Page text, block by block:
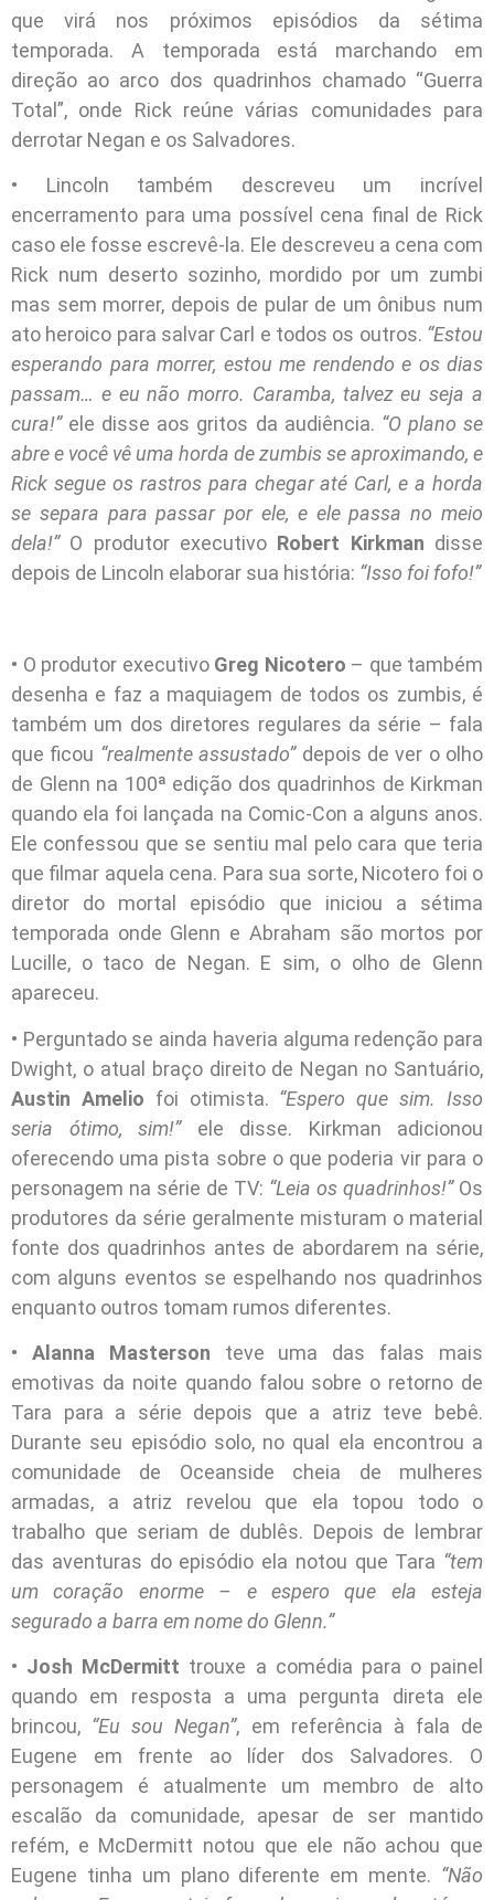
que virá nos próximos episódios da sétima
temporada. A temporada está marchando em
direção ao arco dos quadrinhos chamado “Guerra
Total”, onde Rick reúne várias comunidades para
derrotar Negan e os Salvadores.
• Lincoln também descreveu um incrível
encerramento para uma possível cena final de Rick
caso ele fosse escrevê-la. Ele descreveu a cena com
Rick num deserto sozinho, mordido por um zumbi
mas sem morrer, depois de pular de um ônibus num
ato heroico para salvar Carl e todos os outros. “Estou
esperando para morrer, estou me rendendo e os dias
passam… e eu não morro. Caramba, talvez eu seja a
cura!”ele disse aos gritos da audiência. “O plano se
abre e você vê uma horda de zumbis se aproximando, e
Rick segue os rastros para chegar até Carl, e a horda
se separa para passar por ele, e ele passa no meio
dela!”O produtor executivo Robert Kirkman disse
depois de Lincoln elaborar sua história: “Isso foi fofo!”
• O produtor executivo Greg Nicotero – que também
desenha e faz a maquiagem de todos os zumbis, é
também um dos diretores regulares da série – fala
que ficou “realmente assustado”depois de ver o olho
de Glenn na 100ª edição dos quadrinhos de Kirkman
quando ela foi lançada na Comic-Con a alguns anos.
Ele confessou que se sentiu mal pelo cara que teria
que filmar aquela cena. Para sua sorte, Nicotero foi o
diretor do mortal episódio que iniciou a sétima
temporada onde Glenn e Abraham são mortos por
Lucille, o taco de Negan. E sim, o olho de Glenn
apareceu.
• Perguntado se ainda haveria alguma redenção para
Dwight, o atual braço direito de Negan no Santuário,
Austin Amelio foi otimista. “Espero que sim. Isso
seria ótimo, sim!”ele disse. Kirkman adicionou
oferecendo uma pista sobre o que poderia vir para o
personagem na série de TV: “Leia os quadrinhos!”Os
produtores da série geralmente misturam o material
fonte dos quadrinhos antes de abordarem na série,
com alguns eventos se espelhando nos quadrinhos
enquanto outros tomam rumos diferentes.
• Alanna Masterson teve uma das falas mais
emotivas da noite quando falou sobre o retorno de
Tara para a série depois que a atriz teve bebê.
Durante seu episódio solo, no qual ela encontrou a
comunidade de Oceanside cheia de mulheres
armadas, a atriz revelou que ela topou todo o
trabalho que seriam de dublês. Depois de lembrar
das aventuras do episódio ela notou que Tara “tem
um coração enorme – e espero que ela esteja
segurado a barra em nome do Glenn.”
• Josh McDermitt trouxe a comédia para o painel
quando em resposta a uma pergunta direta ele
brincou, “Eu sou Negan”, em referência à fala de
Eugene em frente ao líder dos Salvadores. O
personagem é atualmente um membro de alto
escalão da comunidade, apesar de ser mantido
refém, e McDermitt notou que ele não achou que
Eugene tinha um plano diferente em mente. “Não